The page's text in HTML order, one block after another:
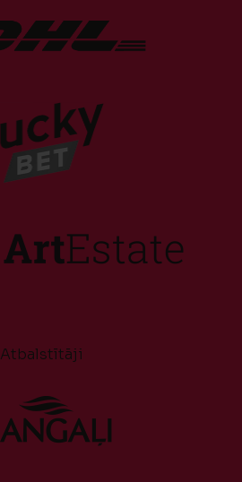
Atbalstītāji